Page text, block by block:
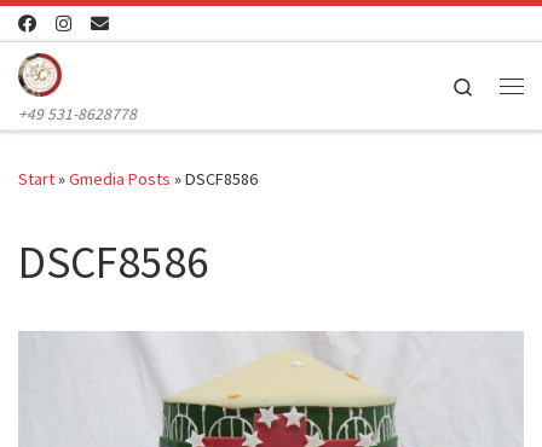
Zum Inhalt springen
+49 531-8628778
Search
Start»Gmedia Posts »DSCF8586
DSCF8586